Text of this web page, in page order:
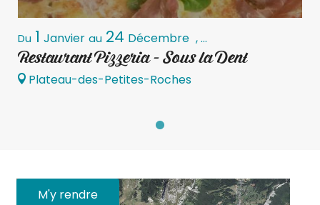
Du 1 Janvier au 24 Décembre ,...
Restaurant Pizzeria - Sous la Dent
Plateau-des-Petites-Roches
M'y rendre